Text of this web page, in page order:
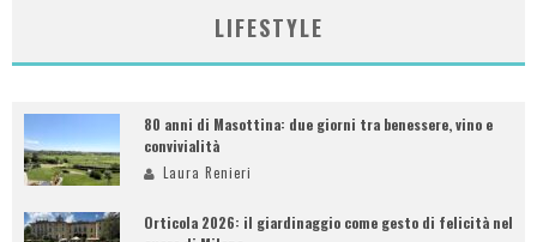
LIFESTYLE
80 anni di Masottina: due giorni tra benessere, vino e
convivialità
Laura Renieri
Orticola 2026: il giardinaggio come gesto di felicità nel